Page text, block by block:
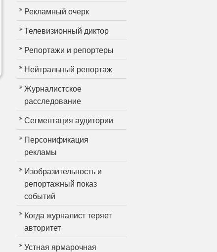
Рекламный очерк
Телевизионный диктор
Репортажи и репортеры
Нейтральный репортаж
Журналистское
расследование
Сегментация аудитории
Персонификация
рекламы
Изобразительность и
репортажный показ
событий
Когда журналист теряет
авторитет
Устная ярмарочная